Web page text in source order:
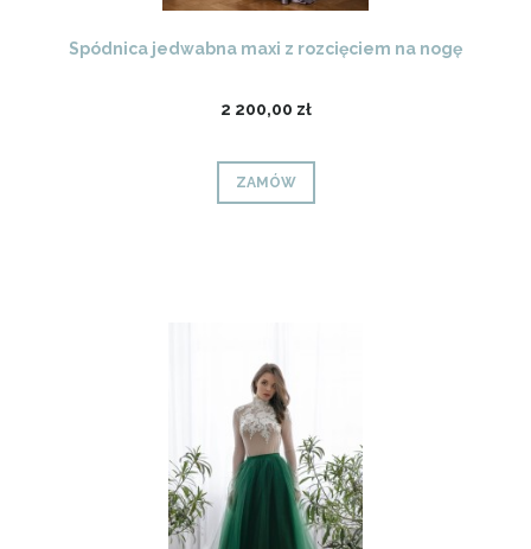
Spódnica jedwabna maxi z rozcięciem na nogę
2 200,00 zł
ZAMÓW